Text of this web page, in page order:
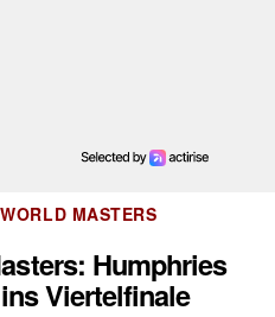
Kategorien
WORLD MASTERS
Humphries
Viertelfinale